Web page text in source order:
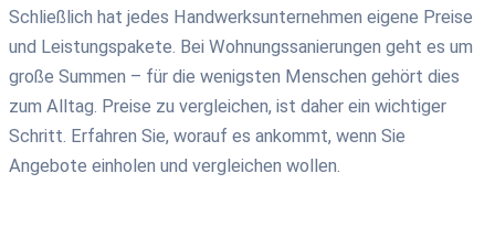
Schließlich hat jedes Handwerksunternehmen eigene Preise
und Leistungspakete. Bei Wohnungssanierungen geht es um
große Summen – für die wenigsten Menschen gehört dies
zum Alltag. Preise zu vergleichen, ist daher ein wichtiger
Schritt. Erfahren Sie, worauf es ankommt, wenn Sie
Angebote einholen und vergleichen wollen.